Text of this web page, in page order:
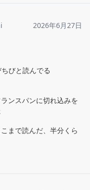
2026年6月27日
びと読んでる
ンスパンに切れ込みを
まで読んだ、半分くら